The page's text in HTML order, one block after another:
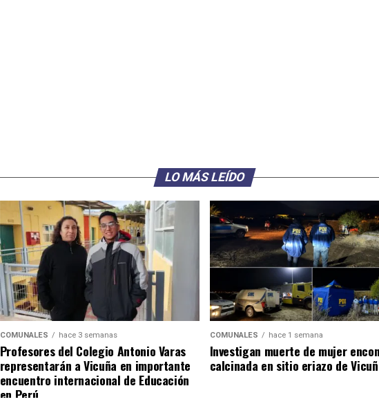
LO MÁS LEÍDO
COMUNALES hace 3 semanas
Profesores del Colegio Antonio Varas
representarán a Vicuña en importante
encuentro internacional de Educación
en Perú
COMUNALES hace 1 semana
Investigan muerte de mujer
calcinada en sitio eriazo de